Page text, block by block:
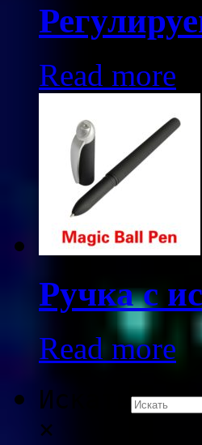
Read more
Ручка с
Read more
Искать
×